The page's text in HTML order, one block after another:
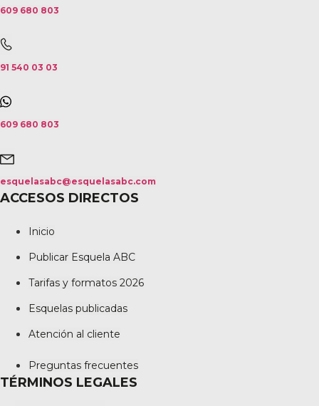
609 680 803
91 540 03 03
609 680 803
esquelasabc@esquelasabc.com
ACCESOS DIRECTOS
Inicio
Publicar Esquela ABC
Tarifas y formatos 2026
Esquelas publicadas
Atención al cliente
Preguntas frecuentes
TÉRMINOS LEGALES